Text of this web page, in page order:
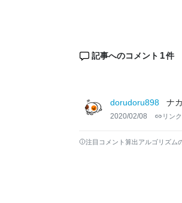
記事へのコメント 1件
dorudoru898 ナ
2020/02/08 リンク
注目コメント算出アルゴリズム